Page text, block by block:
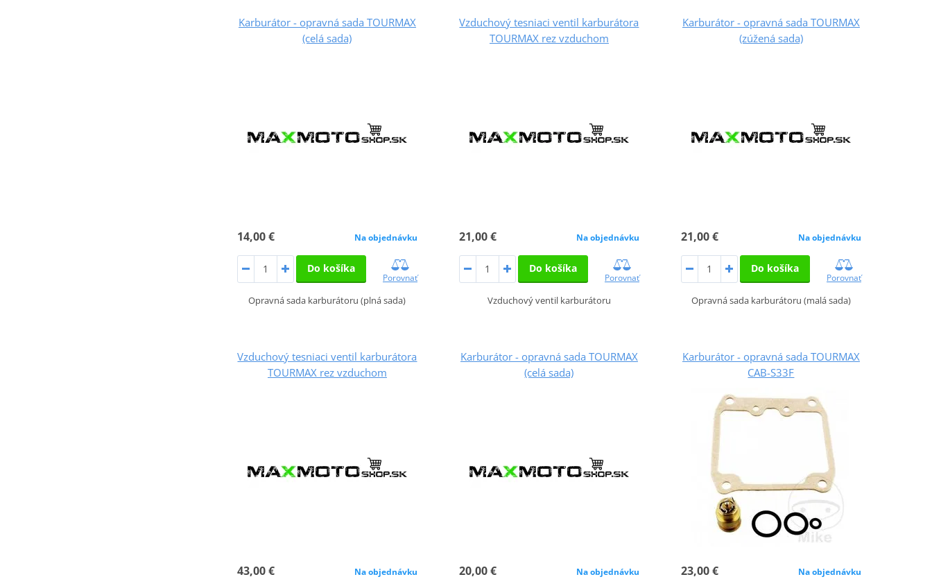
Karburátor - opravná sada TOURMAX
(celá sada)
14,00 € Na objednávku
Do košíka
Porovnať
Opravná sada karburátoru (plná sada)
Vzduchový tesniaci ventil karburátora
TOURMAX rez vzduchom
21,00 € Na objednávku
Do košíka
Porovnať
Vzduchový ventil karburátoru
Karburátor - opravná sada TOURMAX
(zúžená sada)
21,00 € Na objednávku
Do košíka
Porovnať
Opravná sada karburátoru (malá sada)
Vzduchový tesniaci ventil karburátora
TOURMAX rez vzduchom
43,00 € Na objednávku
Karburátor - opravná sada TOURMAX
(celá sada)
20,00 € Na objednávku
Karburátor - opravná sada TOURMAX
CAB-S33F
23,00 € Na objednávku